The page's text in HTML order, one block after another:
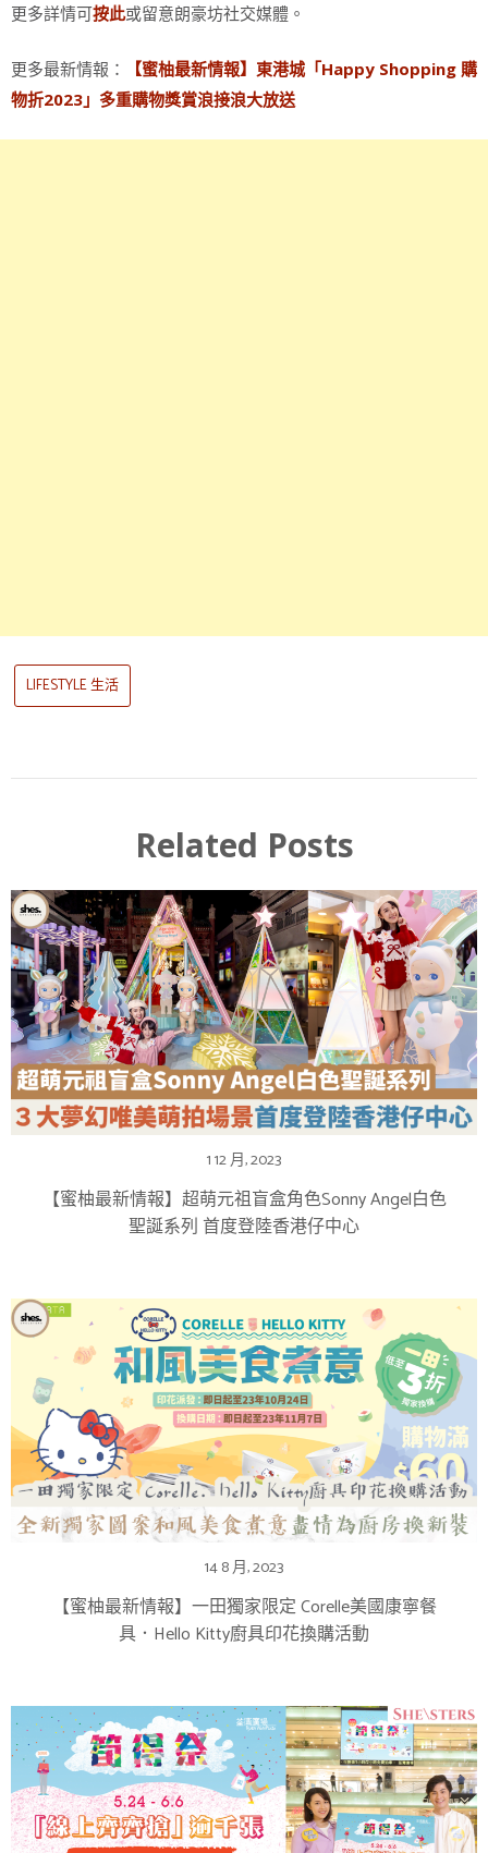
更多詳情可按此或留意朗豪坊社交媒體。
更多最新情報：
【蜜柚最新情報】東港城「Happy Shopping 購
物折2023」多重購物獎賞浪接浪大放送
LIFESTYLE 生活
Related Posts
1 12 月, 2023
【蜜柚最新情報】超萌元祖盲盒角色Sonny Angel白色
聖誕系列 首度登陸香港仔中心
14 8 月, 2023
【蜜柚最新情報】一田獨家限定 Corelle美國康寧餐
具．Hello Kitty廚具印花換購活動